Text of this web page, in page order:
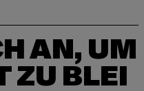
AN, UM
ZU BLEI